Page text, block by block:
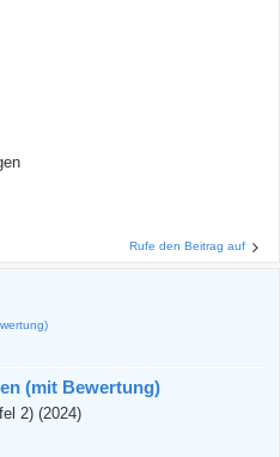
Rufe den Beitrag auf
(mit Bewertung)
2) (2024)